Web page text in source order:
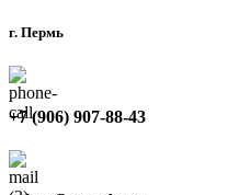
г. Пермь
+7 (906) 907-88-43